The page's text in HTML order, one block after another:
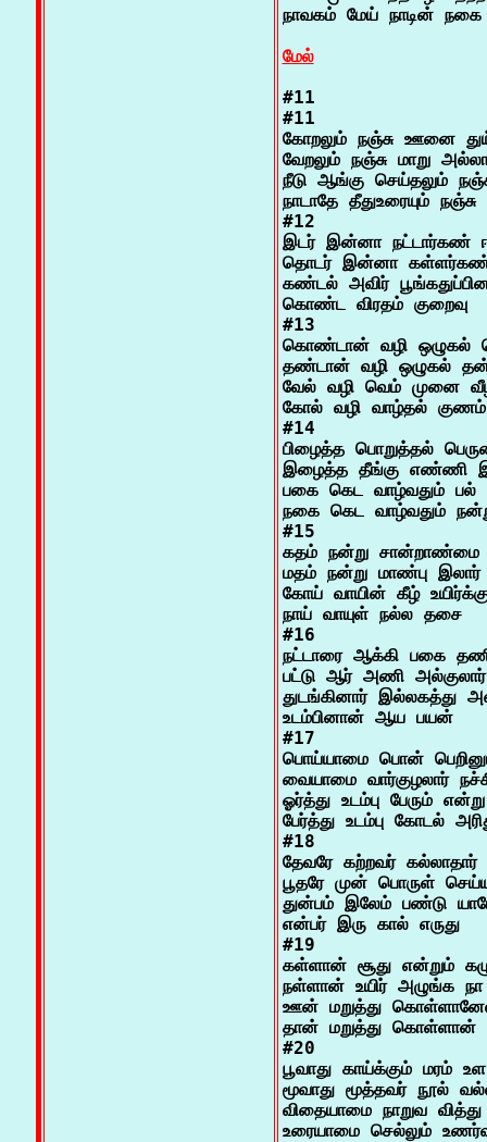
நாவகம் மேய் நாடின் நகை
மேல்
#11
#11
கோறலும் நஞ்சு ஊனை
வேறலும் நஞ்சு மாறு
நீடு ஆங்கு செய்தலும்
நாடாதே தீதுஉரையும் நஞ்சு
#12
இடர் இன்னா நட்டார்கண்
தொடர் இன்னா கள்ளர்கண்
கண்டல் அவிர்
கொண்ட விரதம் குறைவு
#13
கொண்டான் வழி ஒழுகல்
தண்டான் வழி ஒழுகல்
வேல் வழி வெம் முனை
கோல் வழி வாழ்தல் குணம்
#14
பிழைத்த பொறுத்தல்
இழைத்த தீங்கு எண்ணி
பகை கெட வாழ்வதும் பல்
நகை கெட வாழ்வதும்
#15
கதம் நன்று சான்றாண்மை
மதம் நன்று மாண்பு
கோய் வாயின் கீழ்
நாய் வாயுள் நல்ல தசை
#16
நட்டாரை ஆக்கி பகை
பட்டு ஆர் அணி அல்குலார்
துடங்கினார் இல்லகத்து
உடம்பினான் ஆய பயன்
#17
பொய்யாமை பொன்
வையாமை வார்குழலார்
ஓர்த்து உடம்பு பேரும்
பேர்த்து உடம்பு கோடல்
#18
தேவரே கற்றவர் கல்லாதார்
பூதரே முன் பொருள்
துன்பம் இலேம் பண்டு
என்பர் இரு கால் எருது
#19
கள்ளான் சூது என்றும்
நள்ளான் உயிர் அழுங்க
ஊன் மறுத்து
தான் மறுத்து கொள்ளான்
#20
பூவாது காய்க்கும் மரம்
மூவாது மூத்தவர் நூல்
விதையாமை நாறுவ
உரையாமை செல்லும்